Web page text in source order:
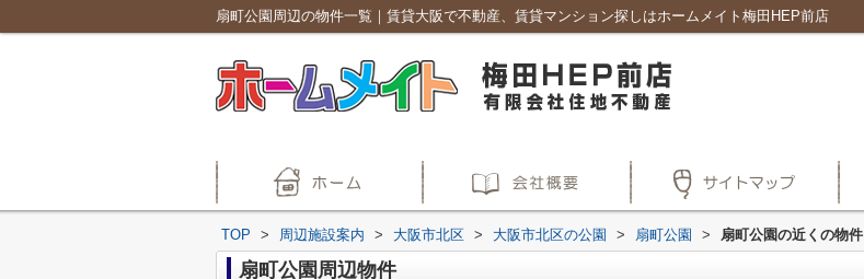
扇町公園周辺の物件一覧｜賃貸大阪で不動産、賃貸マンション探しはホームメイト梅田HEP前店
TOP > 周辺施設案内 > 大阪市北区 > 大阪市北区の公園 > 扇町公園 > 扇町公園の近くの物件
扇町公園周辺物件